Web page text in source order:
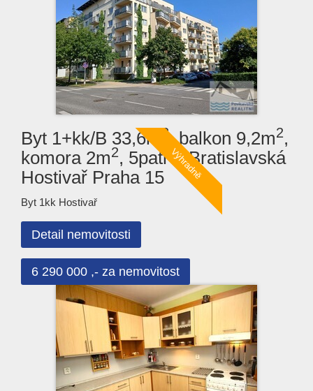
Byt 1+kk/B 33,6m 2, balkon 9,2m2,
komora 2m2, 5patro, Bratislavská
Hostivař Praha 15
Byt 1kk Hostivař
Detail nemovitosti
6 290 000 ,- za nemovitost